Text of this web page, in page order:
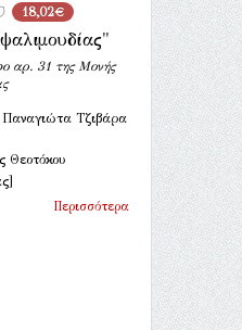
18,02€
αρ. 31 της Μονής
Τζιβάρα
Θεοτόκου
Περισσότερα